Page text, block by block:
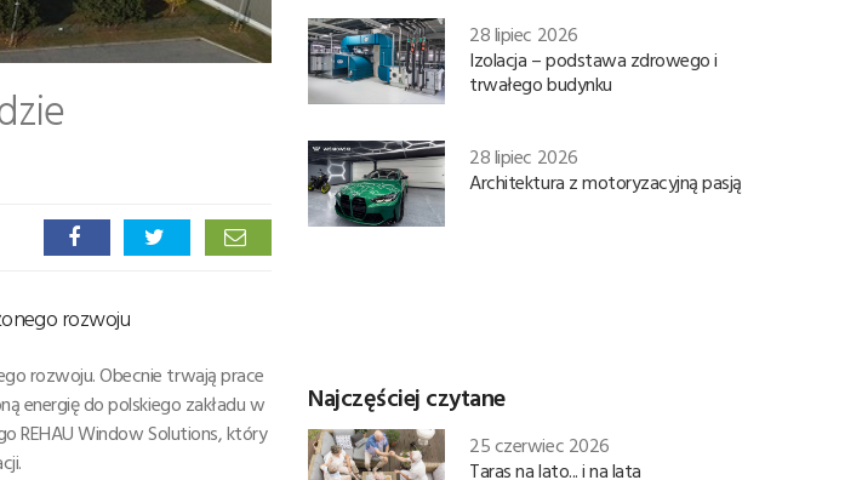
rozwoju
rozwoju. Obecnie trwają prace
energię do polskiego zakładu w
REHAU Window Solutions, który
28 lipiec 2026
Izolacja – podstawa zdrowego i
trwałego budynku
28 lipiec 2026
Architektura z motoryzacyjną pasją
Najczęściej czytane
25 czerwiec 2026
Taras na lato... i na lata